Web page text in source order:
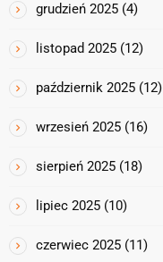
grudzień 2025 (4)
listopad 2025 (12)
październik 2025 (12)
wrzesień 2025 (16)
sierpień 2025 (18)
lipiec 2025 (10)
czerwiec 2025 (11)